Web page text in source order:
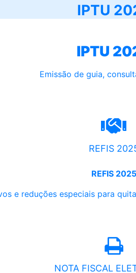
IPTU
IPTU
Emissão de guia,
REFIS
REFIS 2025
e reduções especiais para
NOTA FISCAL